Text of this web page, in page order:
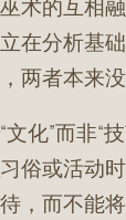
术的互相
在分析基
两者本来没
化”而非“
俗或活动
，而不能